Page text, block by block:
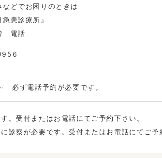
などでお困りのときは
患診療所』
電話
必ず電話予約が必要です。
。受付またはお電話にてご予約下さい。
診察が必要です。受付またはお電話にてご予